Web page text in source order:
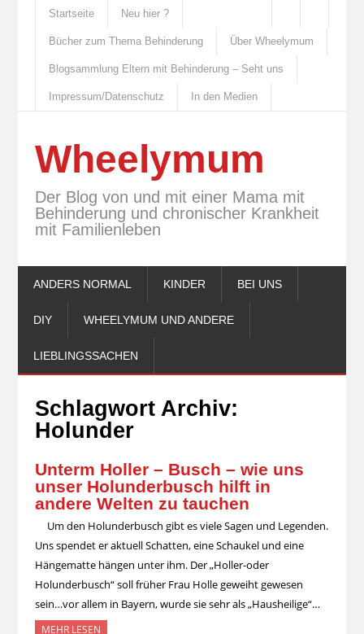
Startseite Neu hier ?
Bücher zum Thema Behinderung Über Wheelymum
Blogsammlung Eltern mit Behinderung – Seht uns
Impressum/Datenschutz In den Medien
Wheelymum
Der Blog von und mit einer Mama mit
Behinderung und chronischer Krankheit
mit Familienleben
ANDERS NORMAL KINDER BEI UNS
DIY WHEELYMUM UND ANDERE
LIEBLINGSSACHEN
Schlagwort Archiv:
Holunder
Unterm Holler – Busch – wie uns
unser Holunderbusch hilft in
andere Welten zu tauchen
Um den Holunderbusch gibt es viele Sagen und Legenden.
Uns spendet er aktuell Schatten, eine Schaukel und eine
Hängematte hängen unter ihm. Der „Holler-oder
Holunderbusch“ soll früher Frau Holle geweiht gewesen
sein…vor allem in Bayern, wurde sie sehr als „Hausheilige“…
MEHR LESEN